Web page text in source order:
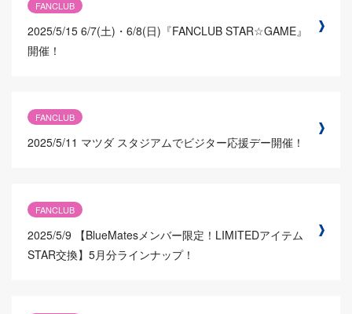
FANCLUB
2025/5/15 6/7(土)・6/8(日)『FANCLUB STAR☆GAME』
開催！
FANCLUB
2025/5/11 マツダ スタジアムでビジター応援デー開催！
FANCLUB
2025/5/9
【BlueMatesメンバー限定！LIMITEDアイテム
STAR交換】5月分ラインナップ！